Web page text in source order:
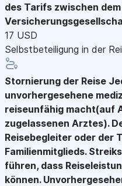
des Tarifs zwischen
17 USD
Selbstbeteiligung in der
Stornierung der Reise
unvorhergesehene
reiseunfähig macht(auf
zugelassenen Arztes).
Reisebegleiter oder der
Familienmitglieds.
führen, dass
können.